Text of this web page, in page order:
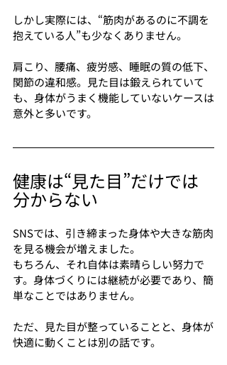
しかし実際には、“筋肉があるのに不調を
抱えている人”も少なくありません。
肩こり、腰痛、疲労感、睡眠の質の低下、
関節の違和感。見た目は鍛えられていて
も、身体がうまく機能していないケースは
意外と多いです。
健康は“見た目”だけでは
分からない
SNSでは、引き締まった身体や大きな筋肉
を見る機会が増えました。
もちろん、それ自体は素晴らしい努力で
す。身体づくりには継続が必要であり、簡
単なことではありません。
ただ、見た目が整っていることと、身体が
快適に動くことは別の話です。